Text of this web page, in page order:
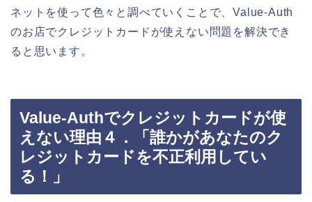
ネットを使って色々と調べていくことで、Value-Auth
のお店でクレジットカードが使えない問題を解決でき
ると思います。
Value-Authでクレジットカードが使
えない理由４．「誰かがあなたのク
レジットカードを不正利用してい
る！」